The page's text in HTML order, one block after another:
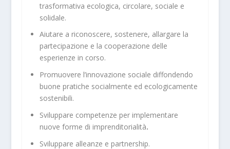
trasformativa ecologica, circolare, sociale e
solidale.
Aiutare a riconoscere, sostenere, allargare la
partecipazione e la cooperazione delle
esperienze in corso.
Promuovere l’innovazione sociale diffondendo
buone pratiche socialmente ed ecologicamente
sostenibili.
Sviluppare competenze per implementare
nuove forme di imprenditorialità.
Sviluppare alleanze e partnership.